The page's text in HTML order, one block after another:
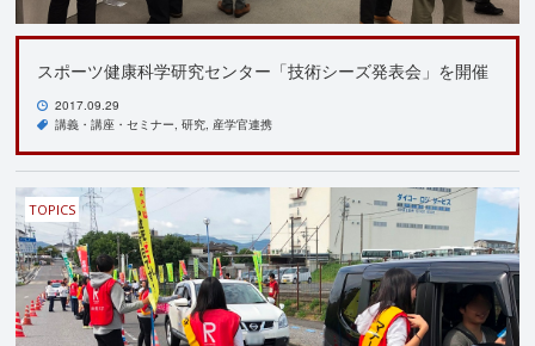
スポーツ健康科学研究センター「技術シーズ発表会」を開催
2017.09.29
講義・講座・セミナー 研究 産学官連携
TOPICS